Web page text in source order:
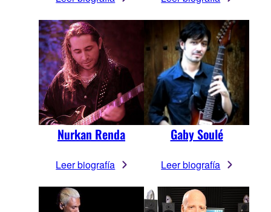
Nurkan Renda
Leer biografía
Gaby Soulé
Leer biografía